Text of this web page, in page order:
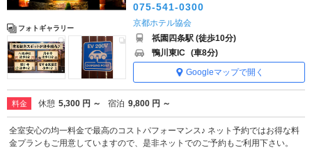
フォトギャラリー
075-541-0300
京都ホテル協会
祇園四条駅 (徒歩10分)
鴨川東IC (車8分)
Googleマップで開く
料金 休憩 5,300 円 ～ 宿泊 9,800 円 ～
全室安心の均一料金で最高のコストパフォーマンス♪ ネット予約ではお得な料
金プランもご用意していますので、是非ネットでのご予約もご利用下さい。